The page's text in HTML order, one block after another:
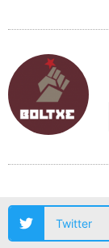
Twitter